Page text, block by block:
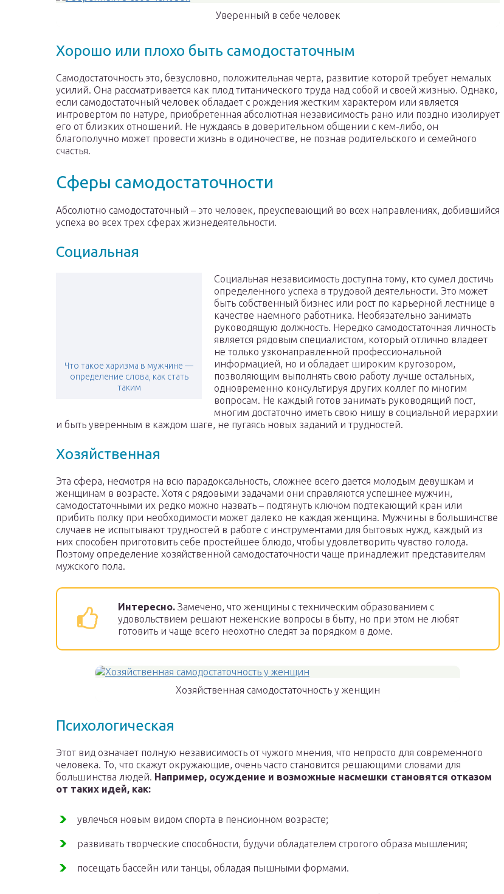
Уверенный в себе человек
Хорошо или плохо быть самодостаточным
Самодостаточность это, безусловно, положительная черта, развитие которой требует немалых
усилий. Она рассматривается как плод титанического труда над собой и своей жизнью. Однако,
если самодостаточный человек обладает с рождения жестким характером или является
интровертом по натуре, приобретенная абсолютная независимость рано или поздно изолирует
его от близких отношений. Не нуждаясь в доверительном общении с кем-либо, он
благополучно может провести жизнь в одиночестве, не познав родительского и семейного
счастья.
Сферы самодостаточности
Абсолютно самодостаточный – это человек, преуспевающий во всех направлениях, добившийся
успеха во всех трех сферах жизнедеятельности.
Социальная
Что такое харизма в мужчине —
определение слова, как стать
таким
Социальная независимость доступна тому, кто сумел достичь
определенного успеха в трудовой деятельности. Это может
быть собственный бизнес или рост по карьерной лестнице в
качестве наемного работника. Необязательно занимать
руководящую должность. Нередко самодостаточная личность
является рядовым специалистом, который отлично владеет
не только узконаправленной профессиональной
информацией, но и обладает широким кругозором,
позволяющим выполнять свою работу лучше остальных,
одновременно консультируя других коллег по многим
вопросам. Не каждый готов занимать руководящий пост,
многим достаточно иметь свою нишу в социальной иерархии
и быть уверенным в каждом шаге, не пугаясь новых заданий и трудностей.
Хозяйственная
Эта сфера, несмотря на всю парадоксальность, сложнее всего дается молодым девушкам и
женщинам в возрасте. Хотя с рядовыми задачами они справляются успешнее мужчин,
самодостаточными их редко можно назвать – подтянуть ключом подтекающий кран или
прибить полку при необходимости может далеко не каждая женщина. Мужчины в большинстве
случаев не испытывают трудностей в работе с инструментами для бытовых нужд, каждый из
них способен приготовить себе простейшее блюдо, чтобы удовлетворить чувство голода.
Поэтому определение хозяйственной самодостаточности чаще принадлежит представителям
мужского пола.
Интересно. Замечено, что женщины с техническим образованием с
удовольствием решают неженские вопросы в быту, но при этом не любят
готовить и чаще всего неохотно следят за порядком в доме.
Хозяйственная самодостаточность у женщин
Психологическая
Этот вид означает полную независимость от чужого мнения, что непросто для современного
человека. То, что скажут окружающие, очень часто становится решающими словами для
большинства людей. Например, осуждение и возможные насмешки становятся отказом
от таких идей, как:
увлечься новым видом спорта в пенсионном возрасте;
развивать творческие способности, будучи обладателем строгого образа мышления;
посещать бассейн или танцы, обладая пышными формами.